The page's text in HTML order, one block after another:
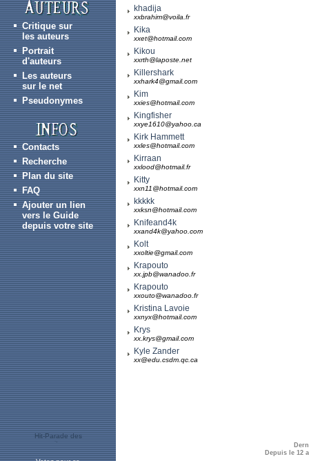
Critique sur
les auteurs
Portrait
d'auteurs
Les auteurs
sur le net
Pseudonymes
Contacts
Recherche
Plan du site
FAQ
Ajouter un lien
vers le Guide
depuis votre site
khadija
xxbrahim@voila.fr
Kika
xxet@hotmail.com
Kikou
xxrth@laposte.net
Killershark
xxhark4@gmail.com
Kim
xxies@hotmail.com
Kingfisher
xxye1610@yahoo.ca
Kirk Hammett
xxles@hotmail.com
Kirraan
xxlood@hotmail.fr
Kitty
xxn11@hotmail.com
kkkkk
xxksn@hotmail.com
Knifeand4k
xxand4k@yahoo.com
Kolt
xxoltie@gmail.com
Krapouto
xx.jpb@wanadoo.fr
Krapouto
xxouto@wanadoo.fr
Kristina Lavoie
xxnyx@hotmail.com
Krys
xx.krys@gmail.com
Kyle Zander
xx@edu.csdm.qc.ca
Depuis le 12